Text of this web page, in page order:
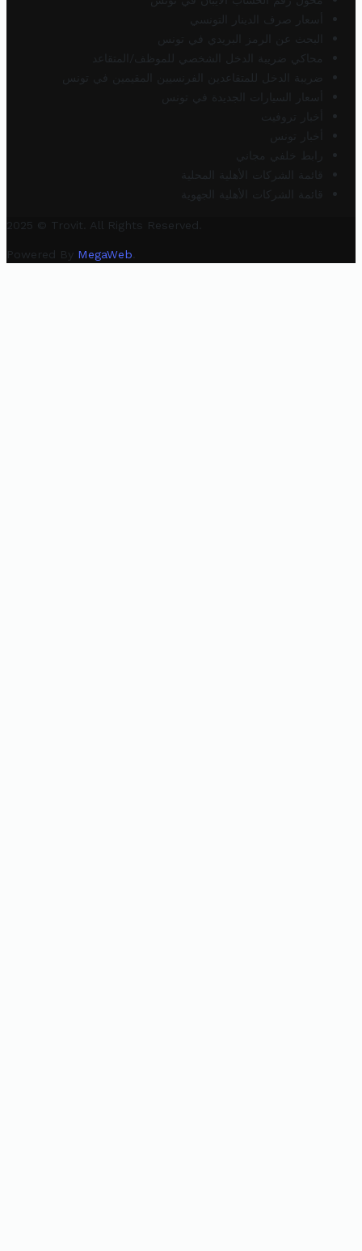
أسعار صرف الدينار التونسي
البحث عن الرمز البريدي في تونس
محاكي ضريبة الدخل الشخصي للموظف/المتقاعد
ضريبة الدخل للمتقاعدين الفرنسيين المقيمين في تونس
أسعار السيارات الجديدة في تونس
أخبار تروفيت
أخبار تونس
رابط خلفي مجاني
قائمة الشركات الأهلية المحلية
قائمة الشركات الأهلية الجهوية
2025 © Trovit. All Rights Reserved.
Powered By MegaWeb